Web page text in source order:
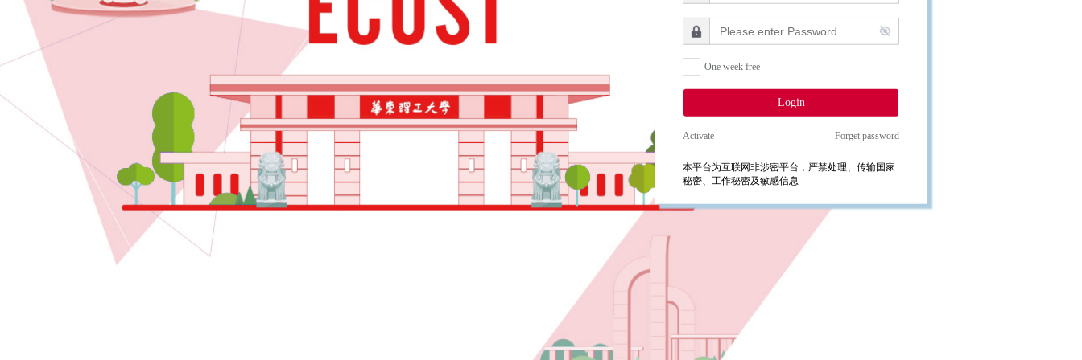
One week free
Login
Activate Forget password
本平台为互联网非涉密平台，严禁处理、传输国家
秘密、工作秘密及敏感信息